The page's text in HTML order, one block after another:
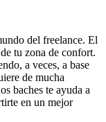
del freelance. El
tu zona de confort.
a veces, a base
de mucha
baches te ayuda a
en un mejor